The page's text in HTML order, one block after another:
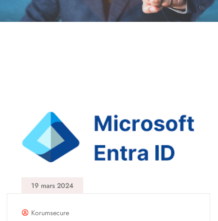
19 mars 2024
Korumsecure